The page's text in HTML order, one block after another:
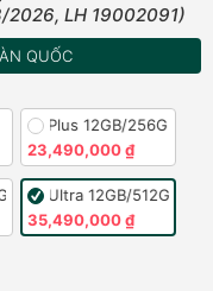
LH 19002091)
QUỐC
S26 Plus 12GB/256GB
23,490,000 ₫
S26 Ultra 12GB/512GB
35,490,000 ₫